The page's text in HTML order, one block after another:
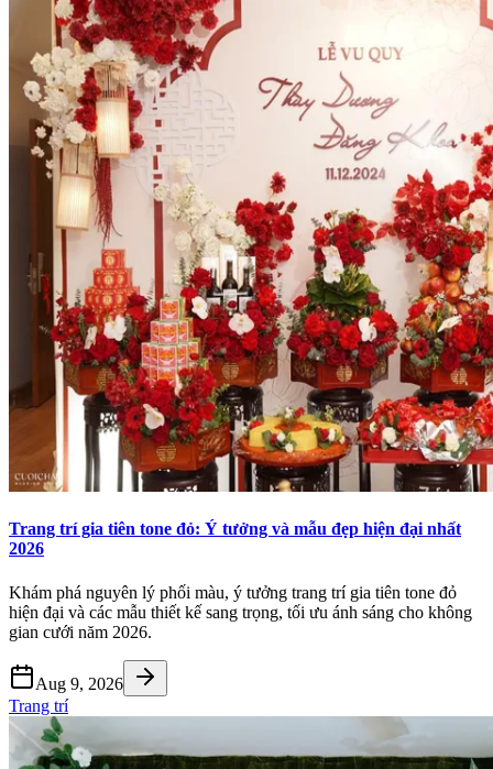
Trang trí gia tiên tone đỏ: Ý tưởng và mẫu đẹp hiện đại nhất
2026
Khám phá nguyên lý phối màu, ý tưởng trang trí gia tiên tone đỏ
hiện đại và các mẫu thiết kế sang trọng, tối ưu ánh sáng cho không
gian cưới năm 2026.
Aug 9, 2026
Trang trí